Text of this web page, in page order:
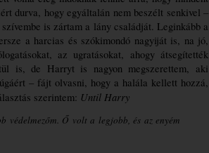
durva, hogy egyáltalán nem beszélt senkivel –
is zártam a lány családját. Leginkább a
a harcias és szókimondó nagyiját is, na jó,
az ugratásokat, ahogy átsegítették
is, de Harryt is nagyon megszerettem, aki
– fájt olvasni, hogy a halála kellett hozzá,
szerintem: Until Harry
védelmezőm. Ő volt a legjobb, és az enyém